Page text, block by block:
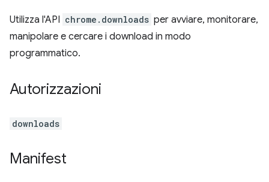
Utilizza l'API chrome.downloads per avviare, monitorare,
manipolare e cercare i download in modo
programmatico.
Autorizzazioni
downloads
Manifest